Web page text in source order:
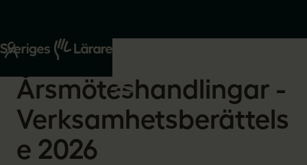
Start
Om oss
2026-03-17
Årsmöteshandlingar -
Verksamhetsberättels
e 2026